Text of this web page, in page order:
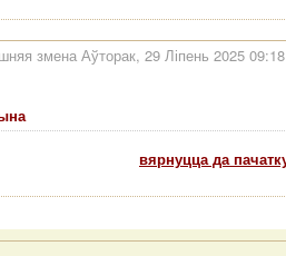
змена Аўторак, 29 Ліпень 2025 09:18
вярнуцца да